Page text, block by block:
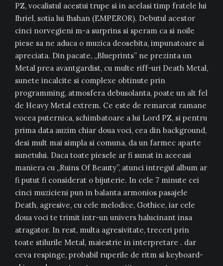
PZ, vocalistul acestui trupe si in acelasi timp fratele lui
Ihriel, sotia lui Ihshan (EMPEROR). Debutul acestor
cinci norvegieni m-a surprins si speram ca si noile
piese sa ne aduca o muzica deosebita, impunatoare si
apreciata. Din pacate, „Blueprints” ne prezinta un
Metal prea avantgardist, cu multe riff-uri Death Metal,
sunete incalcite si complexe obtinute prin
programming, atmosfera debusolanta, poate un alt fel
de Heavy Metal extrem. Ce este de remarcat ramane
vocea puternica, schimbatoare a lui Lord PZ, si pentru
prima data auzim chiar doua voci, cea din background,
desi mult mai simpla si comuna, da un farmec aparte
sunetului. Daca toate piesele ar fi sunat in aceeasi
maniera cu „Ruins Of Beauty”, atunci intregul album ar
fi putut fi considerat o bijuterie. In cele 7 minute cei
cinci muzicieni pun in balanta armonios pasajele
Death, agresive, cu cele melodice, Gothice, iar cele
doua voci te trimit intr-un univers halucinant insa
atragator. In rest, multa agresivitate, treceri prin
toate stilurile Metal, maiestrie in interpretare . dar
ceva respinge, probabil ruperile de ritm si keyboard-